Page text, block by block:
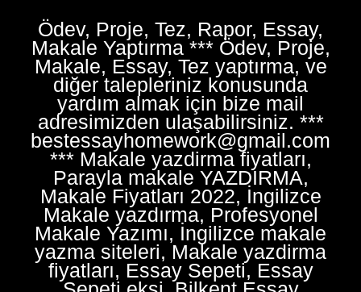
Ödev, Proje, Tez, Rapor, Essay,
Makale Yaptırma *** Ödev, Proje,
Makale, Essay, Tez yaptırma, ve
diğer talepleriniz konusunda
yardım almak için bize mail
adresimizden ulaşabilirsiniz. ***
bestessayhomework@gmail.com
*** Makale yazdirma fiyatları,
Parayla makale YAZDIRMA,
Makale Fiyatları 2022, İngilizce
Makale yazdırma, Profesyonel
Makale Yazımı, İngilizce makale
yazma siteleri, Makale yazdirma
fiyatları, Essay Sepeti, Essay